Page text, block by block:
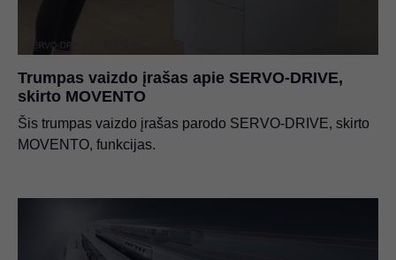
Trumpas vaizdo įrašas apie SERVO-DRIVE,
skirto MOVENTO
Šis trumpas vaizdo įrašas parodo SERVO-DRIVE, skirto
MOVENTO, funkcijas.